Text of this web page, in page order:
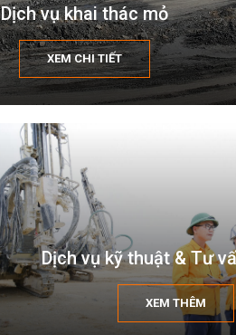
Dịch vụ khai thác mỏ
XEM CHI TIẾT
Dịch vụ kỹ thuật & Tư
XEM THÊM